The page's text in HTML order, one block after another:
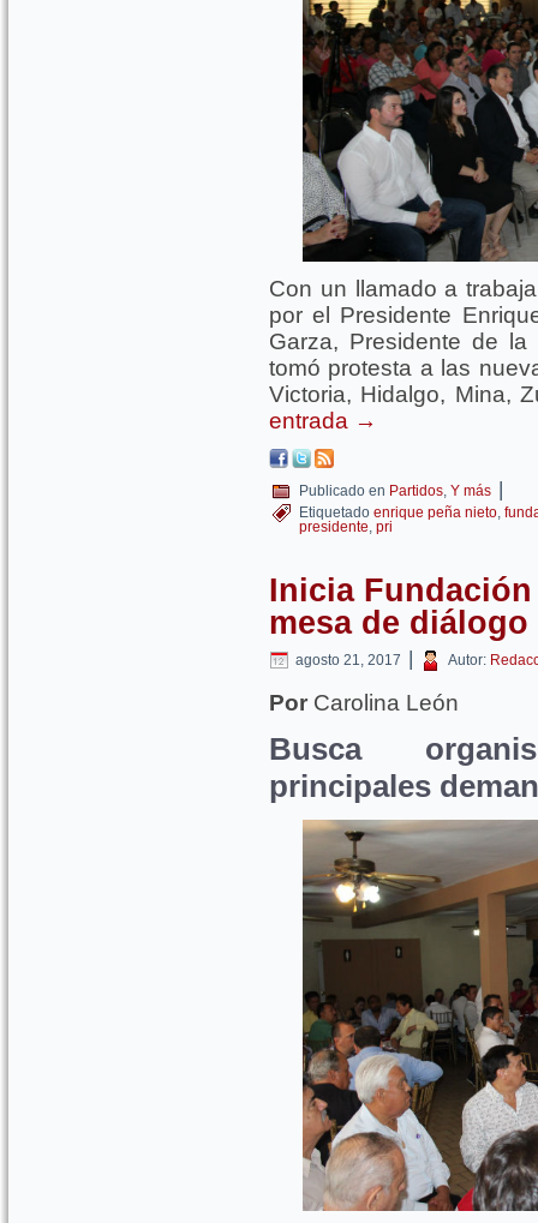
Con un llamado a
por el Presidente
Garza, Presidente de
tomó protesta a las
Victoria, Hidalgo, Mina,
entrada →
Publicado en Partidos Y más |
Etiquetado enrique peña nieto
presidente pri
Inicia
mesa de
agosto 21, 2017 | Autor:
Por Carolina León
Busca
principales